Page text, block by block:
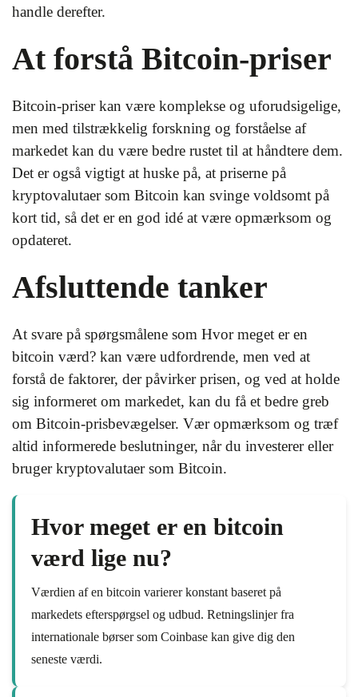
handle derefter.
At forstå Bitcoin-priser
Bitcoin-priser kan være komplekse og uforudsigelige,
men med tilstrækkelig forskning og forståelse af
markedet kan du være bedre rustet til at håndtere dem.
Det er også vigtigt at huske på, at priserne på
kryptovalutaer som Bitcoin kan svinge voldsomt på
kort tid, så det er en god idé at være opmærksom og
opdateret.
Afsluttende tanker
At svare på spørgsmålene som Hvor meget er en
bitcoin værd? kan være udfordrende, men ved at
forstå de faktorer, der påvirker prisen, og ved at holde
sig informeret om markedet, kan du få et bedre greb
om Bitcoin-prisbevægelser. Vær opmærksom og træf
altid informerede beslutninger, når du investerer eller
bruger kryptovalutaer som Bitcoin.
Hvor meget er en bitcoin
værd lige nu?
Værdien af en bitcoin varierer konstant baseret på
markedets efterspørgsel og udbud. Retningslinjer fra
internationale børser som Coinbase kan give dig den
seneste værdi.